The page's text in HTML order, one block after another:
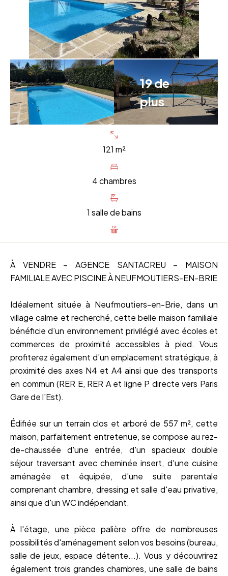
19 de
plus
121 m²
4 chambres
1 salle de bains
À VENDRE – AGENCE SANTACREU – MAISON
FAMILIALE AVEC PISCINE À NEUFMOUTIERS-EN-BRIE
Idéalement située à Neufmoutiers-en-Brie, dans un
village calme et recherché, cette belle maison familiale
bénéficie d’un environnement privilégié avec écoles et
commerces de proximité accessibles à pied. Vous
profiterez également d’un emplacement stratégique, à
proximité des axes N4 et A4 ainsi que des transports
en commun (RER E, RER A et ligne P directe vers Paris
Gare de l'Est).
Édifiée sur un terrain clos et arboré de 557 m², cette
maison, parfaitement entretenue, se compose au rez-
de-chaussée d'une entrée, d'un spacieux double
séjour traversant avec cheminée insert, d'une cuisine
aménagée et équipée, d'une suite parentale
comprenant chambre, dressing et salle d'eau privative,
ainsi que d'un WC indépendant.
À l'étage, une pièce palière offre de nombreuses
possibilités d'aménagement selon vos besoins (bureau,
salle de jeux, espace détente...). Vous y découvrirez
également trois grandes chambres, une salle de bains